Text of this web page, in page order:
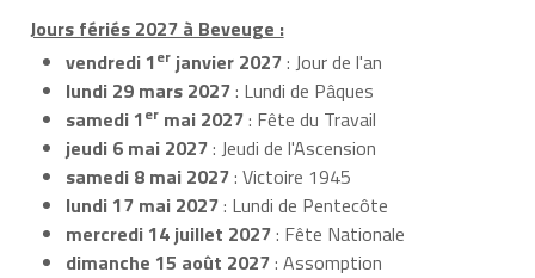
Jours fériés 2027 à Beveuge :
vendredi 1er janvier 2027: Jour de l'an
lundi 29 mars 2027: Lundi de Pâques
samedi 1er mai 2027: Fête du Travail
jeudi 6 mai 2027: Jeudi de l'Ascension
samedi 8 mai 2027: Victoire 1945
lundi 17 mai 2027: Lundi de Pentecôte
mercredi 14 juillet 2027: Fête Nationale
dimanche 15 août 2027: Assomption